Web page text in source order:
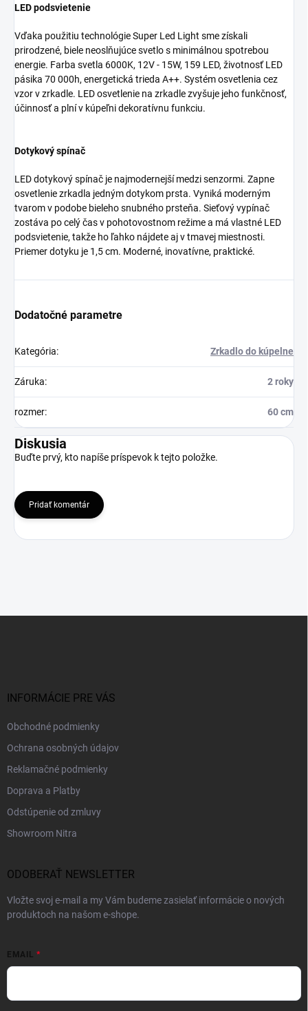
LED podsvietenie
Vďaka použitiu technológie Super Led Light sme získali
prirodzené, biele neoslňujúce svetlo s minimálnou spotrebou
energie. Farba svetla 6000K, 12V - 15W, 159 LED, životnosť LED
pásika 70 000h, energetická trieda A++. Systém osvetlenia cez
vzor v zrkadle. LED osvetlenie na zrkadle zvyšuje jeho funkčnosť,
účinnosť a plní v kúpeľni dekoratívnu funkciu.
Dotykový spínač
LED dotykový spínač je najmodernejší medzi senzormi. Zapne
osvetlenie zrkadla jedným dotykom prsta. Vyniká moderným
tvarom v podobe bieleho snubného prsteňa. Sieťový vypínač
zostáva po celý čas v pohotovostnom režime a má vlastné LED
podsvietenie, takže ho ľahko nájdete aj v tmavej miestnosti.
Priemer dotyku je 1,5 cm. Moderné, inovatívne, praktické.
Dodatočné parametre
Kategória: Zrkadlo do kúpelne
Záruka: 2 roky
rozmer: 60 cm
Diskusia
Buďte prvý, kto napíše príspevok k tejto položke.
Pridať komentár
INFORMÁCIE PRE VÁS
Obchodné podmienky
Ochrana osobných údajov
Reklamačné podmienky
Doprava a Platby
Odstúpenie od zmluvy
Showroom Nitra
ODOBERAŤ NEWSLETTER
Vložte svoj e-mail a my Vám budeme zasielať informácie o nových
produktoch na našom e-shope.
EMAIL